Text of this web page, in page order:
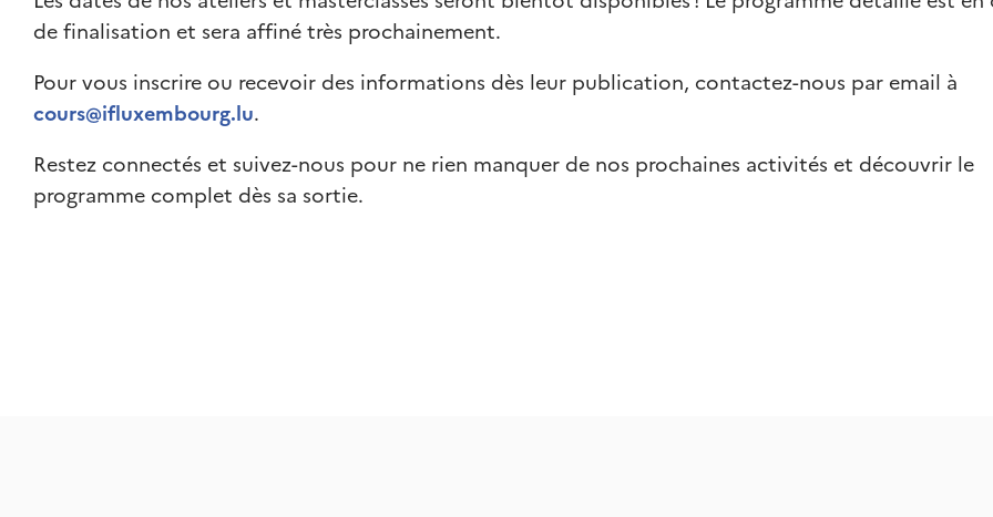
de finalisation et sera affiné très prochainement.
Pour vous inscrire ou recevoir des informations dès leur publication, contactez-nous par email à
cours@ifluxembourg.lu.
Restez connectés et suivez-nous pour ne rien manquer de nos prochaines activités et découvrir le
programme complet dès sa sortie.